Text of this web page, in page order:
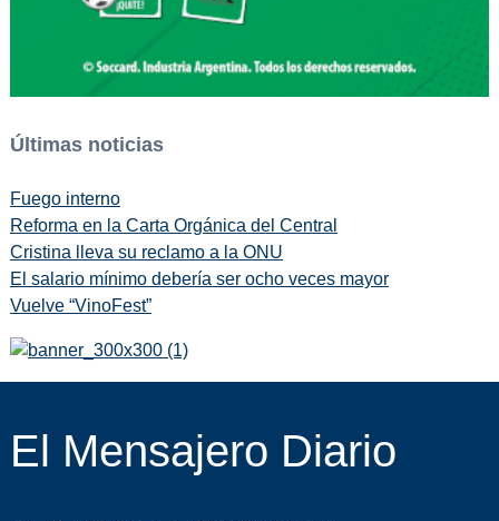
Últimas noticias
Fuego interno
Reforma en la Carta Orgánica del Central
Cristina lleva su reclamo a la ONU
El salario mínimo debería ser ocho veces mayor
Vuelve “VinoFest”
El Mensajero Diario